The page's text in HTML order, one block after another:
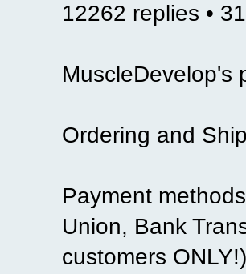
12262 replies •
MuscleDevelop's
Ordering and
Payment
Union, Bank
customers